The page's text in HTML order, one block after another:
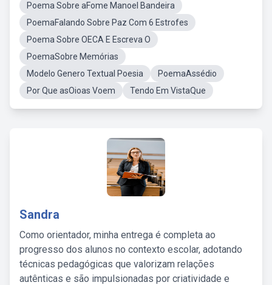
Poema Sobre aFome Manoel Bandeira
PoemaFalando Sobre Paz Com 6 Estrofes
Poema Sobre OECA E Escreva O
PoemaSobre Memórias
Modelo Genero Textual Poesia
PoemaAssédio
Por Que asOioas Voem
Tendo Em VistaQue
Sandra
Como orientador, minha entrega é completa ao
progresso dos alunos no contexto escolar, adotando
técnicas pedagógicas que valorizam relações
autênticas e são impulsionadas por criatividade e